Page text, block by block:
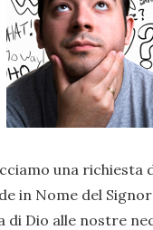
una richiesta
in Nome del
di Dio alle nostre